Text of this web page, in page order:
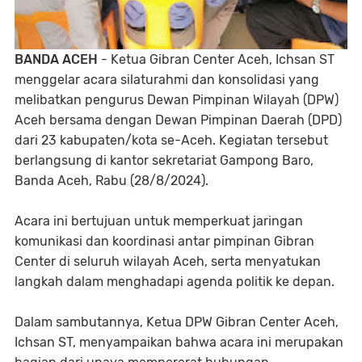
BANDA ACEH - Ketua Gibran Center Aceh, Ichsan ST
menggelar acara silaturahmi dan konsolidasi yang
melibatkan pengurus Dewan Pimpinan Wilayah (DPW)
Aceh bersama dengan Dewan Pimpinan Daerah (DPD)
dari 23 kabupaten/kota se-Aceh. Kegiatan tersebut
berlangsung di kantor sekretariat Gampong Baro,
Banda Aceh, Rabu (28/8/2024).
Acara ini bertujuan untuk memperkuat jaringan
komunikasi dan koordinasi antar pimpinan Gibran
Center di seluruh wilayah Aceh, serta menyatukan
langkah dalam menghadapi agenda politik ke depan.
Dalam sambutannya, Ketua DPW Gibran Center Aceh,
Ichsan ST, menyampaikan bahwa acara ini merupakan